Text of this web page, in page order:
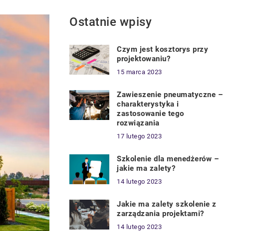
Ostatnie wpisy
Czym jest kosztorys przy
projektowaniu?
15 marca 2023
Zawieszenie pneumatyczne –
charakterystyka i
zastosowanie tego
rozwiązania
17 lutego 2023
Szkolenie dla menedżerów –
jakie ma zalety?
14 lutego 2023
Jakie ma zalety szkolenie z
zarządzania projektami?
14 lutego 2023